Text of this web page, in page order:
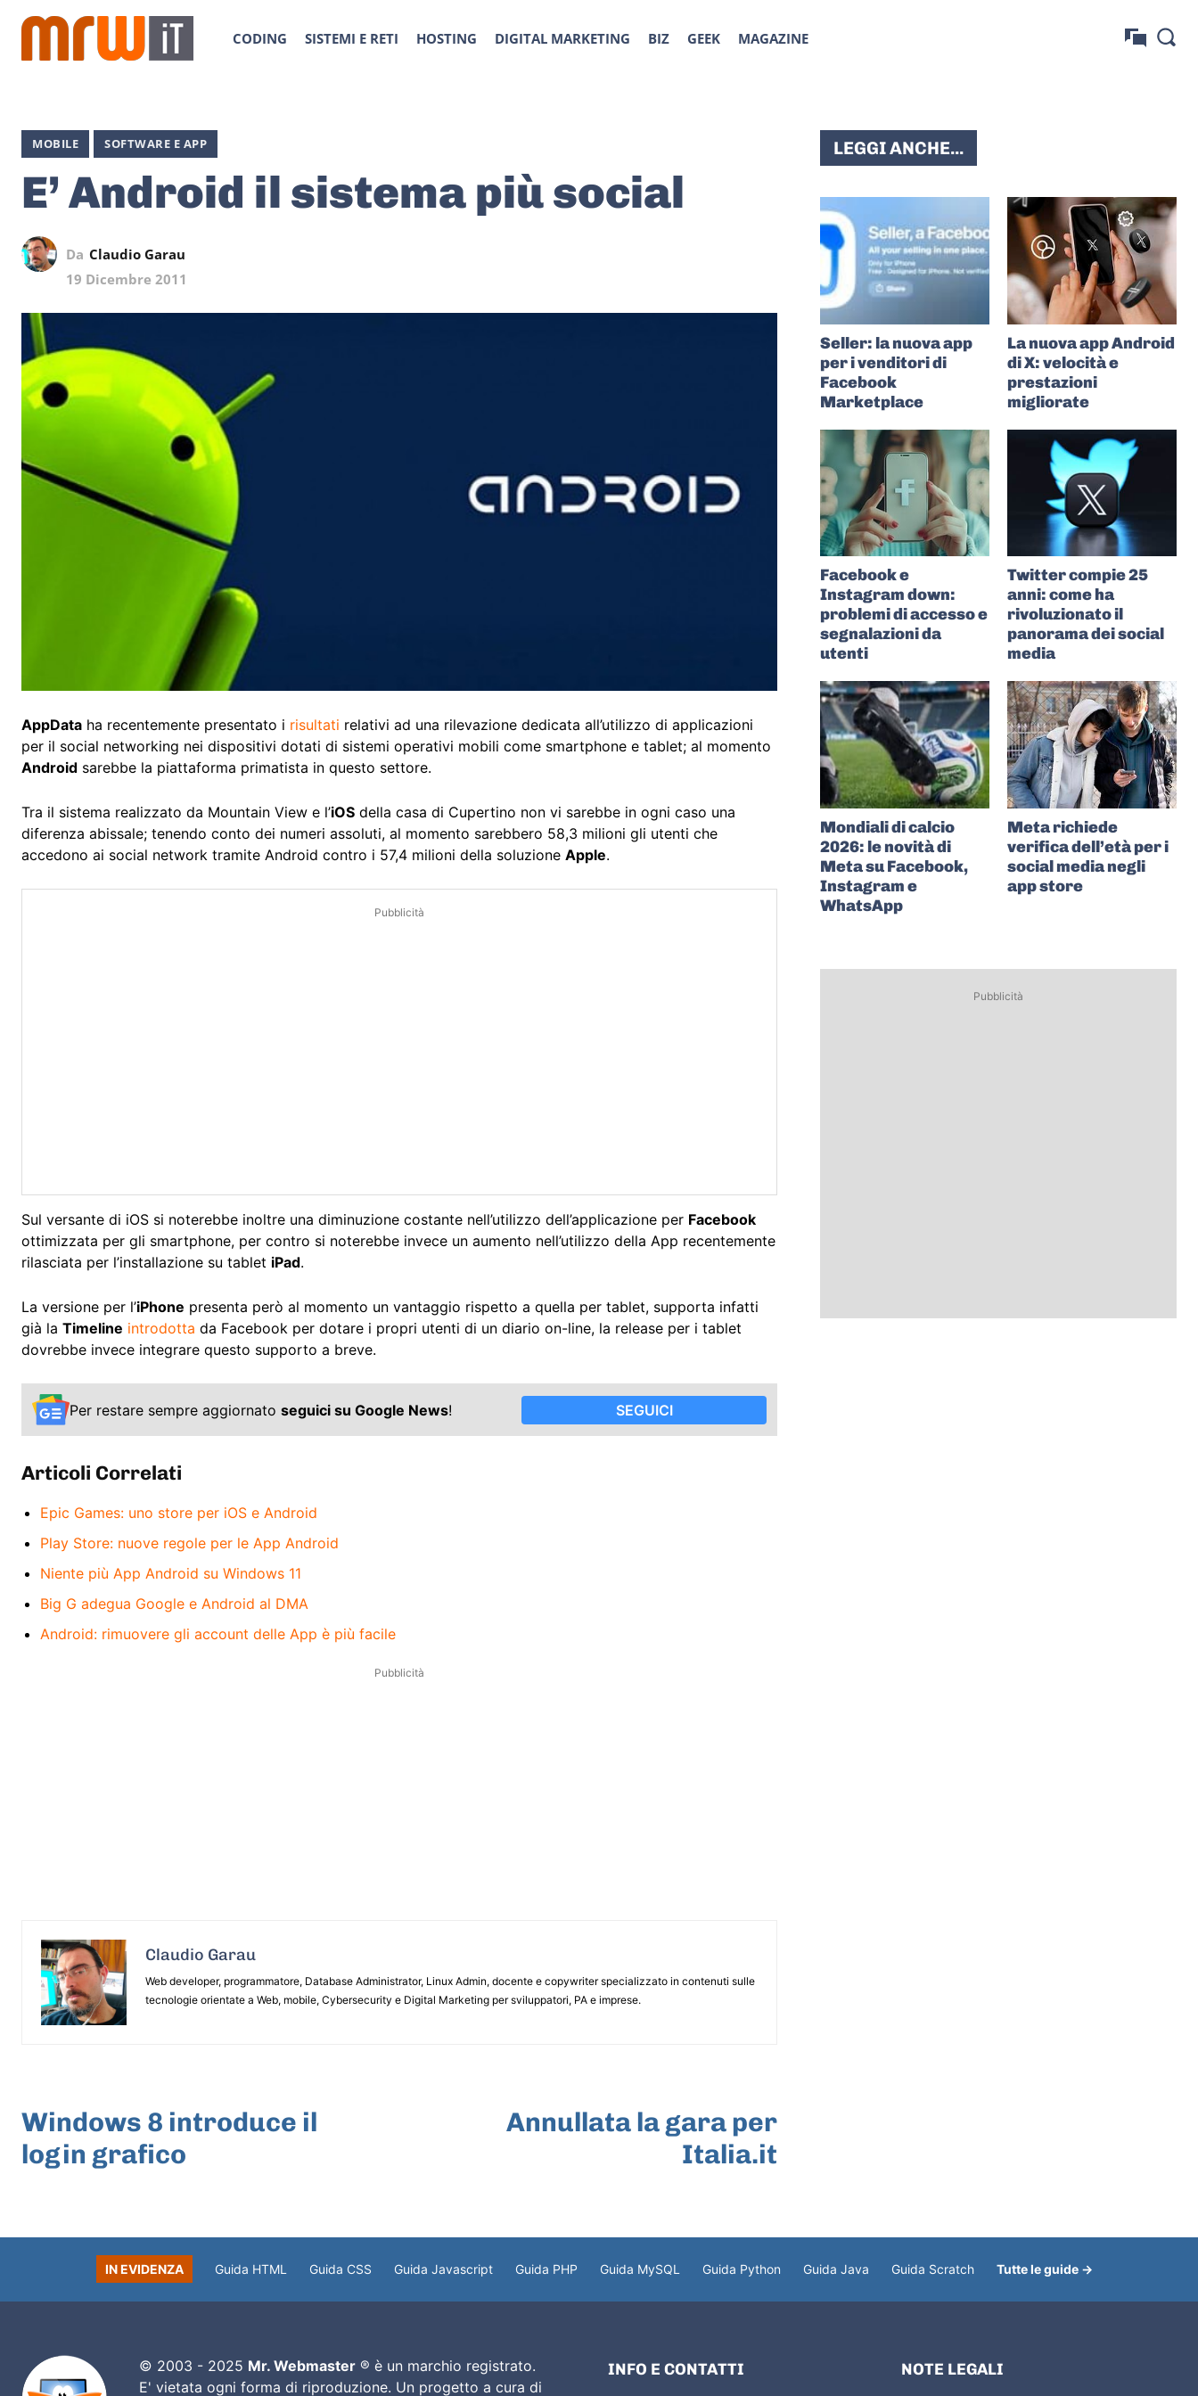
CODING SISTEMI E RETI HOSTING DIGITAL MARKETING BIZ GEEK MAGAZINE
MOBILE SOFTWARE E APP
E’ Android il sistema più social
Da Claudio Garau
19 Dicembre 2011
AppData ha recentemente presentato i risultati relativi ad una rilevazione dedicata all’utilizzo di applicazioni
per il social networking nei dispositivi dotati di sistemi operativi mobili come smartphone e tablet; al momento
Android sarebbe la piattaforma primatista in questo settore.
Tra il sistema realizzato da Mountain View e l’iOS della casa di Cupertino non vi sarebbe in ogni caso una
diferenza abissale; tenendo conto dei numeri assoluti, al momento sarebbero 58,3 milioni gli utenti che
accedono ai social network tramite Android contro i 57,4 milioni della soluzione Apple.
Pubblicità
Sul versante di iOS si noterebbe inoltre una diminuzione costante nell’utilizzo dell’applicazione per Facebook
ottimizzata per gli smartphone, per contro si noterebbe invece un aumento nell’utilizzo della App recentemente
rilasciata per l’installazione su tablet iPad.
La versione per l’iPhone presenta però al momento un vantaggio rispetto a quella per tablet, supporta infatti
già la Timeline introdotta da Facebook per dotare i propri utenti di un diario on-line, la release per i tablet
dovrebbe invece integrare questo supporto a breve.
Per restare sempre aggiornato seguici su Google News! SEGUICI
Articoli Correlati
Epic Games: uno store per iOS e Android
Play Store: nuove regole per le App Android
Niente più App Android su Windows 11
Big G adegua Google e Android al DMA
Android: rimuovere gli account delle App è più facile
Pubblicità
Claudio Garau
Web developer, programmatore, Database Administrator, Linux Admin, docente e copywriter specializzato in contenuti sulle
tecnologie orientate a Web, mobile, Cybersecurity e Digital Marketing per sviluppatori, PA e imprese.
Windows 8 introduce il
login grafico
Annullata la gara per
Italia.it
LEGGI ANCHE...
Seller: la nuova app
per i venditori di
Facebook
Marketplace
La nuova app Android
di X: velocità e
prestazioni
migliorate
Facebook e
Instagram down:
problemi di accesso e
segnalazioni da
utenti
Twitter compie 25
anni: come ha
rivoluzionato il
panorama dei social
media
Mondiali di calcio
2026: le novità di
Meta su Facebook,
Instagram e
WhatsApp
Meta richiede
verifica dell’età per i
social media negli
app store
Pubblicità
IN EVIDENZA Guida HTML Guida CSS Guida Javascript Guida PHP Guida MySQL Guida Python Guida Java Guida Scratch Tutte le guide →
© 2003 - 2025 Mr. Webmaster® è un marchio registrato.
E' vietata ogni forma di riproduzione. Un progetto a cura di
INFO E CONTATTI NOTE LEGALI